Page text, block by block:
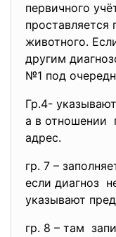
первичного
проставляется
животного.
другим
№1 под
Гр.4-
а в отношении
адрес.
гр. 7 –
если диагноз
указывают
гр. 8 – там